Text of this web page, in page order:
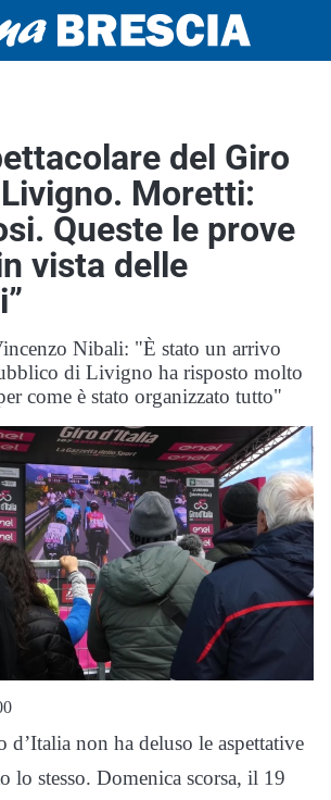
del Giro
Livigno. Moretti:
Queste le prove
vista delle
Nibali: "È stato un arrivo
di Livigno ha risposto molto
come è stato organizzato tutto"
d’Italia non ha deluso le aspettative
lo stesso. Domenica scorsa, il 19